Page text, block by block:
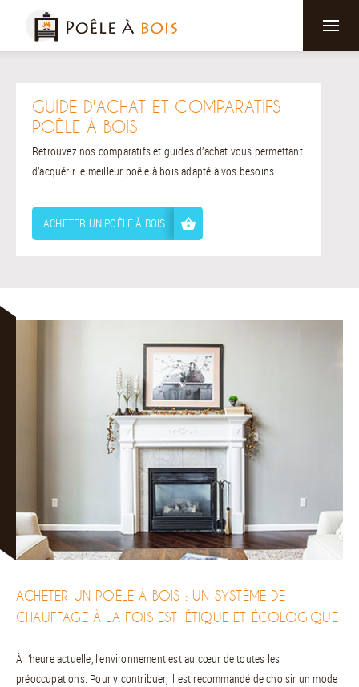
GUIDE D'ACHAT ET COMPARATIFS
POÊLE À BOIS
Retrouvez nos comparatifs et guides d’achat vous permettant
d’acquérir le meilleur poêle à bois adapté à vos besoins.
ACHETER UN POÊLE À BOIS
ACHETER UN POÊLE À BOIS : UN SYSTÈME DE
CHAUFFAGE À LA FOIS ESTHÉTIQUE ET ÉCOLOGIQUE
À l’heure actuelle, l’environnement est au cœur de toutes les
préoccupations. Pour y contribuer, il est recommandé de choisir un mode